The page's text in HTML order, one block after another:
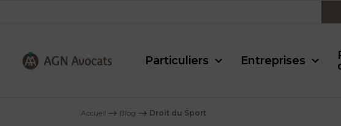
Particuliers Entreprises
Accueil ⟶ Blog ⟶ Droit du Sport